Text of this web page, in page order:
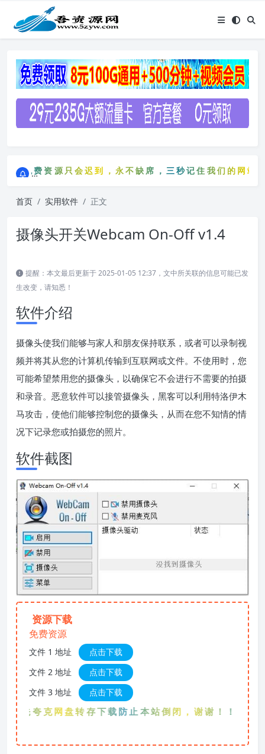
免费资源只会迟到，永不缺席，三秒记住我们的网站
免费资源只会迟到，永不缺席，三秒记住我们的网
首页 实用软件 正文
摄像头开关Webcam On-Off v1.4
提醒：本文最后更新于 2025-01-05 12:37，文中所关联的信息可能已发
生改变，请知悉！
软件介绍
摄像头使我们能够与家人和朋友保持联系，或者可以录制视
频并将其从您的计算机传输到互联网或文件。不使用时，您
可能希望禁用您的摄像头，以确保它不会进行不需要的拍摄
和录音。恶意软件可以接管摄像头，黑客可以利用特洛伊木
马攻击，使他们能够控制您的摄像头，从而在您不知情的情
况下记录您或拍摄您的照片。
软件截图
资源下载
免费资源
文件 1 地址
点击下载
文件 2 地址
点击下载
文件 3 地址
点击下载
先夸克网盘转存下载防止本站倒闭，谢谢！！！